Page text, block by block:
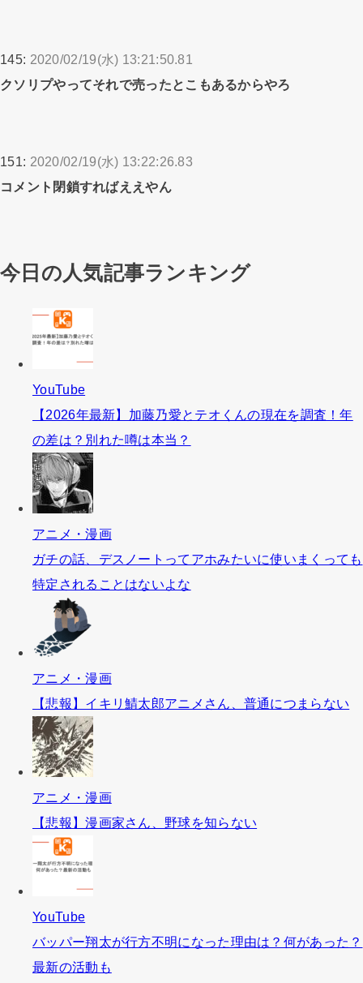
145: 2020/02/19(水) 13:21:50.81
クソリプやってそれで売ったとこもあるからやろ
151: 2020/02/19(水) 13:22:26.83
コメント閉鎖すればええやん
今日の人気記事ランキング
YouTube
【2026年最新】加藤乃愛とテオくんの現在を調査！年
の差は？別れた噂は本当？
アニメ・漫画
ガチの話、デスノートってアホみたいに使いまくっても
特定されることはないよな
アニメ・漫画
【悲報】イキリ鯖太郎アニメさん、普通につまらない
アニメ・漫画
【悲報】漫画家さん、野球を知らない
YouTube
バッパー翔太が行方不明になった理由は？何があった？
最新の活動も